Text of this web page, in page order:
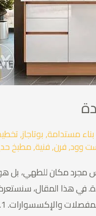
بناء مستدامة,بوتاجاز,
وود,فرن,فنية,مطبخ
مجرد مكان للطهي، بل
في هذا المقال،
1. التخطيط […]